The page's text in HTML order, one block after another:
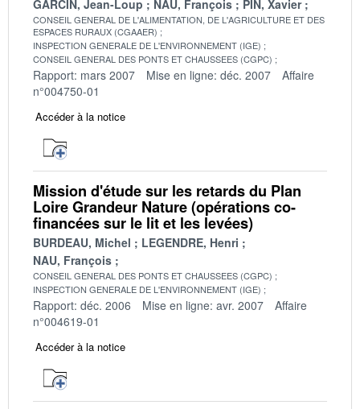
GARCIN, Jean-Loup NAU, François PIN, Xavier
CONSEIL GENERAL DE L'ALIMENTATION, DE L'AGRICULTURE ET DES
ESPACES RURAUX (CGAAER)
INSPECTION GENERALE DE L'ENVIRONNEMENT (IGE)
CONSEIL GENERAL DES PONTS ET CHAUSSEES (CGPC)
Rapport: mars 2007 Mise en ligne: déc. 2007
Affaire
n°004750-01
Accéder à la notice
Mission d'étude sur les retards du Plan
Loire Grandeur Nature (opérations co-
financées sur le lit et les levées)
BURDEAU, Michel
LEGENDRE, Henri
NAU, François
CONSEIL GENERAL DES PONTS ET CHAUSSEES (CGPC)
INSPECTION GENERALE DE L'ENVIRONNEMENT (IGE)
Rapport: déc. 2006 Mise en ligne: avr. 2007
Affaire
n°004619-01
Accéder à la notice